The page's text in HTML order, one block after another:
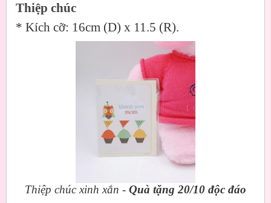
Thiệp chúc
* Kích cỡ: 16cm (D) x 11.5 (R).
Thiệp chúc xinh xắn - Quà tặng 20/10 độc đáo